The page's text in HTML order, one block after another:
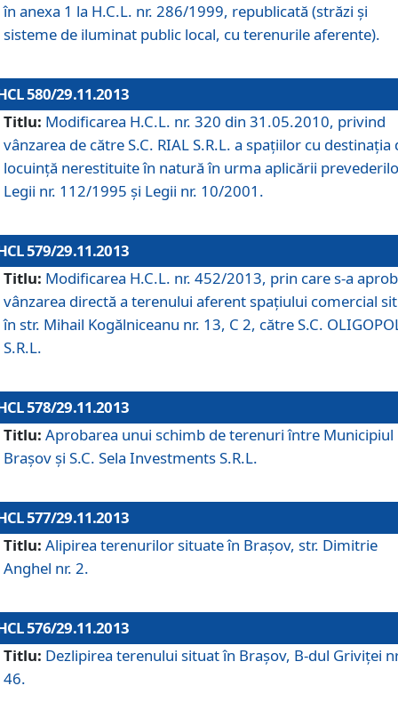
în anexa 1 la H.C.L. nr. 286/1999, republicată (străzi şi
sisteme de iluminat public local, cu terenurile aferente).
580/29.11.2013
Titlu: Modificarea H.C.L. nr. 320 din 31.05.2010, privind
vânzarea de către S.C. RIAL S.R.L. a spaţiilor cu destinaţia
locuinţă nerestituite în natură în urma aplicării
Legii nr. 112/1995 şi Legii nr. 10/2001.
579/29.11.2013
Titlu: Modificarea H.C.L. nr. 452/2013, prin care s-a
vânzarea directă a terenului aferent spaţiului comercial
în str. Mihail Kogălniceanu nr. 13, C 2, către S.C.
S.R.L.
578/29.11.2013
Titlu: Aprobarea unui schimb de terenuri între Municipiul
Braşov şi S.C. Sela Investments S.R.L.
577/29.11.2013
Titlu: Alipirea terenurilor situate în Braşov, str. Dimitrie
Anghel nr. 2.
576/29.11.2013
Titlu: Dezlipirea terenului situat în Braşov, B-dul Griviţei
46.